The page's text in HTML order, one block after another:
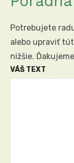
Potrebujete
alebo upraviť
nižšie.
VÁŠ TEXT